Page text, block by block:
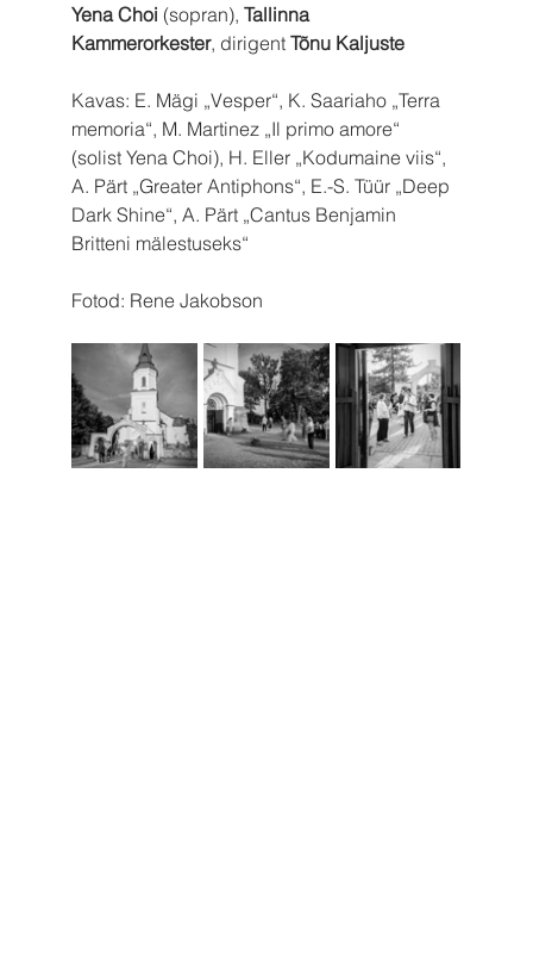
Yena Choi (sopran), Tallinna
Kammerorkester, dirigent Tõnu Kaljuste
Kavas: E. Mägi „Vesper“, K. Saariaho „Terra
memoria“, M. Martinez „Il primo amore“
(solist Yena Choi), H. Eller „Kodumaine viis“,
A. Pärt „Greater Antiphons“, E.-S. Tüür „Deep
Dark Shine“, A. Pärt „Cantus Benjamin
Britteni mälestuseks“
Fotod: Rene Jakobson